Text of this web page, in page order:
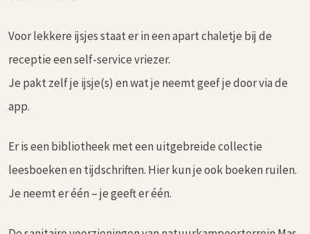
Voor lekkere ijsjes staat er in een apart chaletje bij de
receptie een self-service vriezer.
Je pakt zelf je ijsje(s) en wat je neemt geef je door via de
app.
Er is een bibliotheek met een uitgebreide collectie
leesboeken en tijdschriften. Hier kun je ook boeken ruilen.
Je neemt er één – je geeft er één.